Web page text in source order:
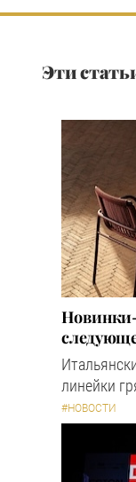
Эти
Новинки-
линейки
#НОВОСТИ